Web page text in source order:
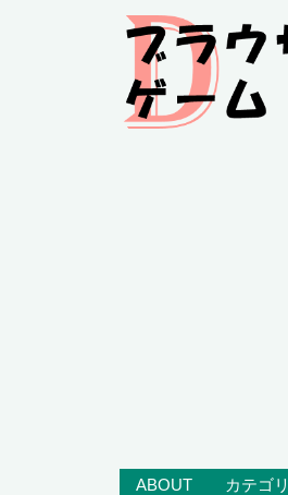
ABOUT カテゴリ